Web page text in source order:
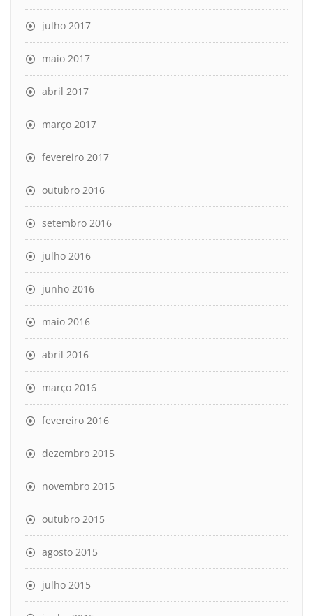
julho 2017
maio 2017
abril 2017
março 2017
fevereiro 2017
outubro 2016
setembro 2016
julho 2016
junho 2016
maio 2016
abril 2016
março 2016
fevereiro 2016
dezembro 2015
novembro 2015
outubro 2015
agosto 2015
julho 2015